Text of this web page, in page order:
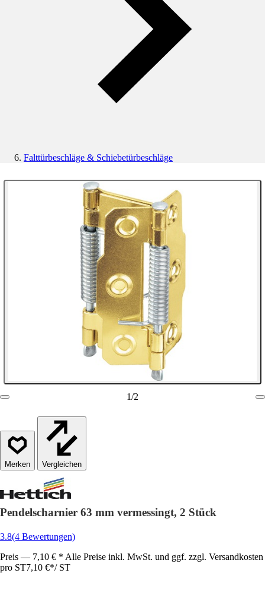
Falttürbeschläge & Schiebetürbeschläge
1/2
Vergleichen
Pendelscharnier 63 mm vermessingt, 2 Stück
3.8(4 Bewertungen)
Preis — 7,10 € * Alle Preise inkl. MwSt. und ggf. zzgl. Versandkosten
pro ST7,10 €*/ ST